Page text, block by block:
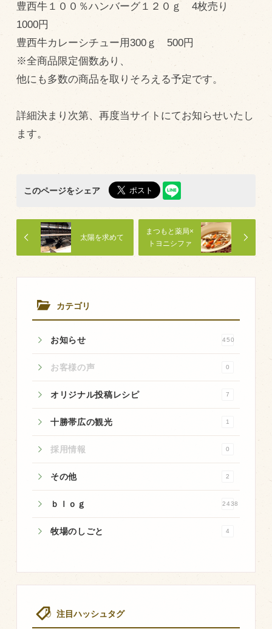
カテゴリ
お知らせ 450
お客様の声 0
オリジナル投稿レシピ 7
十勝帯広の観光 1
採用情報 0
その他 2
ｂｌｏｇ 2438
牧場のしごと 4
注目ハッシュタグ
豊西牛１００％ハンバーグ１２０ｇ 4枚売り
1000円
豊西牛カレーシチュー用300ｇ 500円
※全商品限定個数あり、
他にも多数の商品を取りそろえる予定です。
詳細決まり次第、再度当サイトにてお知らせいたし
ます。
このページをシェア
まつもと薬局×
トヨニシファ
ーム 低たん
ぱく料理「豊
西牛のビーフ
太陽を求めて
食肉加工場を新設
業務管理体制
品質管理体制
最新の設備
ＢtoＢ受発注システム
瑕疵とは
商品のご紹介
厚切ステーキ
カルビ串
ギフト
取り扱い店
販売店
飲食店
その他
マップから探す
問い合わせ
個人のお客様
Twitter